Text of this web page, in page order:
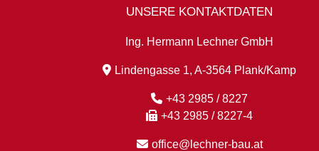
UNSERE KONTAKTDATEN
Ing. Hermann Lechner GmbH
Lindengasse 1, A-3564 Plank/Kamp
+43 2985 / 8227
+43 2985 / 8227-4
office@lechner-bau.at